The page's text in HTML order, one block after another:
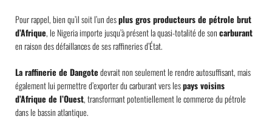
Pour rappel, bien qu’il soit l’un desplus gros producteurs de pétrole brut
d’Afrique, le Nigeria importe jusqu’à présent la quasi-totalité de soncarburant
en raison des défaillances de ses raffineries d’État.
La raffinerie de Dangotedevrait non seulement le rendre autosuffisant, mais
également lui permettre d’exporter du carburant vers lespays voisins
d’Afrique de l’Ouest, transformant potentiellement le commerce du pétrole
dans le bassin atlantique.